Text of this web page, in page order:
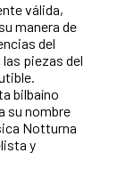
válida,
manera de
del
piezas del
bilbaíno
su nombre
Notturna
y